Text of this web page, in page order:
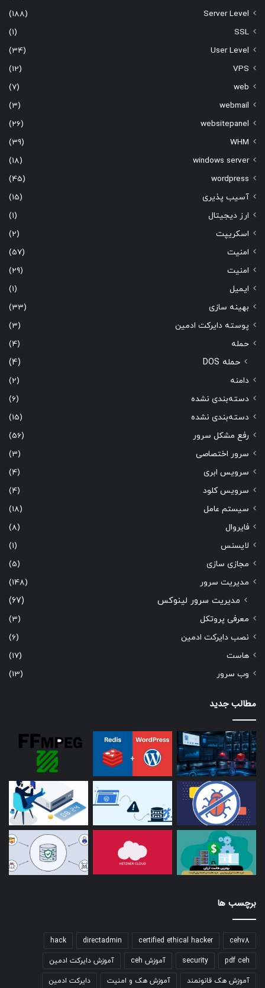
Server Level
(188)
SSL
(1)
User Level
(34)
VPS
(12)
web
(7)
webmail
(3)
websitepanel
(26)
WHM
(39)
windows server
(18)
wordpress
(45)
آسیب پذیری
(15)
ارز دیجیتال
(1)
اسکریپت
(2)
امنیت
(57)
امنیت
(29)
ایمیل
(1)
بهینه سازی
(33)
پوسته دایرکت ادمین
(3)
حمله
(4)
حمله DOS (4)
دامنه
(2)
دسته‌بندی نشده
(6)
دسته‌بندی نشده
(15)
رفع مشکل سرور
(56)
سرور اختصاصی
(3)
سرویس ابری
(4)
سرویس کلود
(4)
سیستم عامل
(18)
فایروال
(8)
لایسنس
(1)
مجازی سازی
(5)
مدیریت سرور
(148)
مدیریت سرور لینوکس (67)
معرفی پروتکل
(3)
نصب دایرکت ادمین
(6)
هاست
(17)
وب سرور
(13)
مطالب جدید
برچسب ها
cehv8
certified ethical hacker
directadmin
hack
pdf ceh
security آموزش ceh آموزش دایرکت ادمین
آموزش هک قانونمند آموزش هک و امنیت دایرکت ادمین